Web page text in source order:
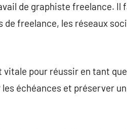
de graphiste freelance. Il
freelance, les réseaux
pour réussir en tant
échéances et préserver